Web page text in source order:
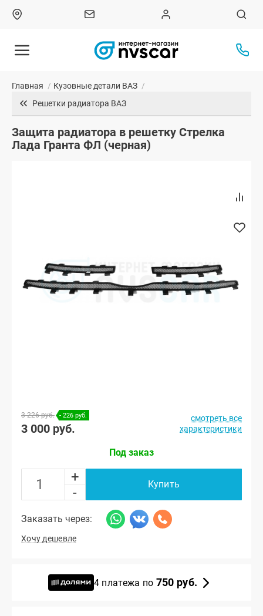
Главная / Кузовные детали ВАЗ /
Решетки радиатора ВАЗ
Защита радиатора в решетку Стрелка
Лада Гранта ФЛ (черная)
3 226 руб. - 226 руб.
3 000 руб.
смотреть все
характеристики
Под заказ
+
-
Купить
Заказать через:
Хочу дешевле
4 платежа по 750 руб.